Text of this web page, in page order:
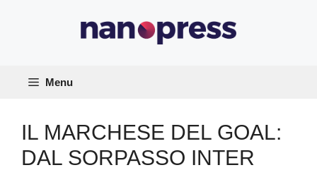
Menu
IL MARCHESE DEL GOAL:
DAL SORPASSO INTER